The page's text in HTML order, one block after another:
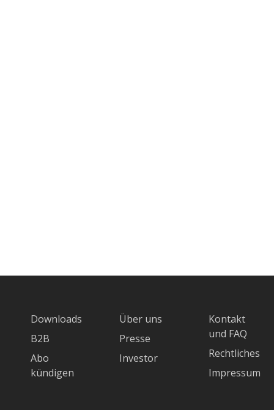
Downloads
B2B
Abo
kündigen
Über uns
Presse
Investor
Kontakt
und FAQ
Rechtliches
Impressum